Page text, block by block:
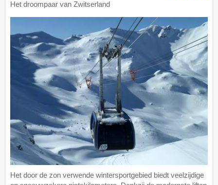
Het droompaar van Zwitserland
Het door de zon verwende wintersportgebied biedt veelzijdige